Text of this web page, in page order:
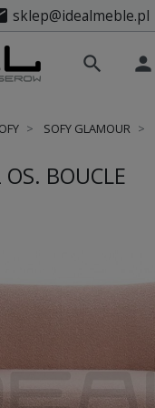
sklep@idealmeble.pl
search person
SOFY GLAMOUR
BOUCLE